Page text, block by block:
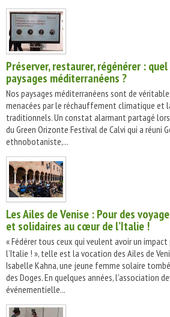
Préserver, restaurer, régénérer :
paysages méditerranéens ?
Nos paysages méditerranéens sont de
menacées par le réchauffement climatique et
traditionnels. Un constat alarmant partagé
du Green Orizonte Festival de Calvi qui a réuni
ethnobotaniste,...
Les Ailes de Venise : Pour des
et solidaires au cœur de l’Italie !
« Fédérer tous ceux qui veulent avoir un
l’Italie ! », telle est la vocation des Ailes de
Isabelle Kahna, une jeune femme solaire
des Doges. En quelques années, l’association
événementielle...